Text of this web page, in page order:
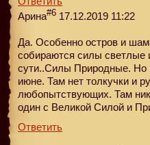
Арина#6 17.12.2019 11:22
Да. Особенно остров и
собираются силы
сути..Силы Природные. Но
июне. Там нет толкучки и
любопытствующих. Там
один с Великой Cилой и
Ответить